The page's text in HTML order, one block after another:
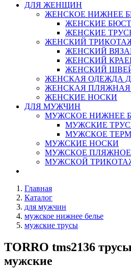
ДЛЯ ЖЕНЩИН
ЖЕНСКОЕ НИЖНЕЕ
ЖЕНСКИЕ
ЖЕНСКИЕ
ЖЕНСКИЙ
ЖЕНСКИЙ
ЖЕНСКИЙ
ЖЕНСКИЙ
ЖЕНСКАЯ ОДЕЖДА
ЖЕНСКАЯ
ЖЕНСКИЕ НОСКИ
ДЛЯ МУЖЧИН
МУЖСКОЕ НИЖНЕЕ
МУЖСКИЕ
МУЖСКОЕ
МУЖСКИЕ НОСКИ
МУЖСКОЕ ПЛЯЖНОЕ
МУЖСКОЙ
Главная
Каталог
для мужчин
мужское нижнее белье
мужские трусы
TORRO tms2136
мужские